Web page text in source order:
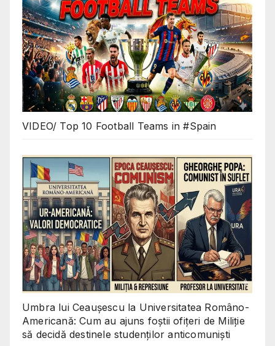
VIDEO/ Top 10 Football Teams in #Spain
Umbra lui Ceaușescu la Universitatea Româno-
Americană: Cum au ajuns foștii ofițeri de Miliție
să decidă destinele studenților anticomuniști